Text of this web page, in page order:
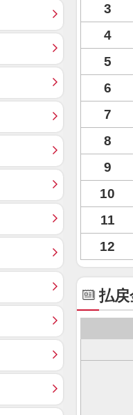
3
4
5
6
7
8
9
10
11
12
払戻